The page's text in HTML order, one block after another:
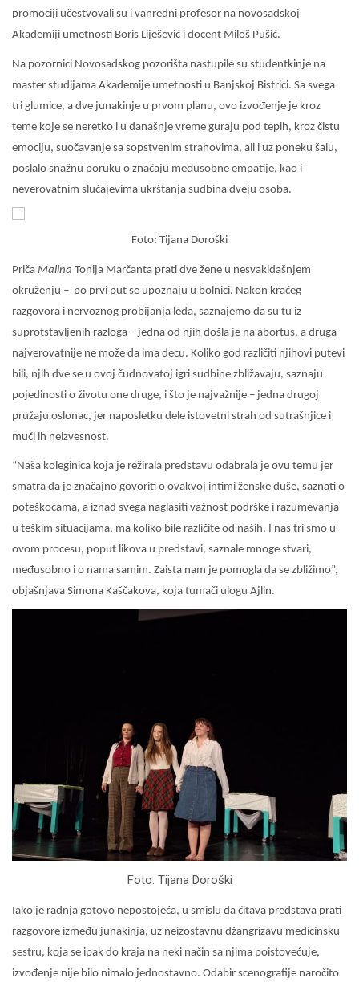
promociji učestvovali su i vanredni profesor na novosadskoj
Akademiji umetnosti Boris Liješević i docent Miloš Pušić.
Na pozornici Novosadskog pozorišta nastupile su studentkinje na
master studijama Akademije umetnosti u Banjskoj Bistrici. Sa svega
tri glumice, a dve junakinje u prvom planu, ovo izvođenje je kroz
teme koje se neretko i u današnje vreme guraju pod tepih, kroz čistu
emociju, suočavanje sa sopstvenim strahovima, ali i uz poneku šalu,
poslalo snažnu poruku o značaju međusobne empatije, kao i
neverovatnim slučajevima ukrštanja sudbina dveju osoba.
Foto: Tijana Doroški
Priča Malina Tonija Marčanta prati dve žene u nesvakidašnjem
okruženju – po prvi put se upoznaju u bolnici. Nakon kraćeg
razgovora i nervoznog probijanja leda, saznajemo da su tu iz
suprotstavljenih razloga – jedna od njih došla je na abortus, a druga
najverovatnije ne može da ima decu. Koliko god različiti njihovi putevi
bili, njih dve se u ovoj čudnovatoj igri sudbine zbližavaju, saznaju
pojedinosti o životu one druge, i što je najvažnije – jedna drugoj
pružaju oslonac, jer naposletku dele istovetni strah od sutrašnjice i
muči ih neizvesnost.
“Naša koleginica koja je režirala predstavu odabrala je ovu temu jer
smatra da je značajno govoriti o ovakvoj intimi ženske duše, saznati o
poteškoćama, a iznad svega naglasiti važnost podrške i razumevanja
u teškim situacijama, ma koliko bile različite od naših. I nas tri smo u
ovom procesu, poput likova u predstavi, saznale mnoge stvari,
međusobno i o nama samim. Zaista nam je pomogla da se zbližimo”,
objašnjava Simona Kaščakova, koja tumači ulogu Ajlin.
Foto: Tijana Doroški
Iako je radnja gotovo nepostojeća, u smislu da čitava predstava prati
razgovore između junakinja, uz neizostavnu džangrizavu medicinsku
sestru, koja se ipak do kraja na neki način sa njima poistovećuje,
izvođenje nije bilo nimalo jednostavno. Odabir scenografije naročito